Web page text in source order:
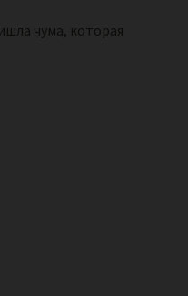
чума, которая